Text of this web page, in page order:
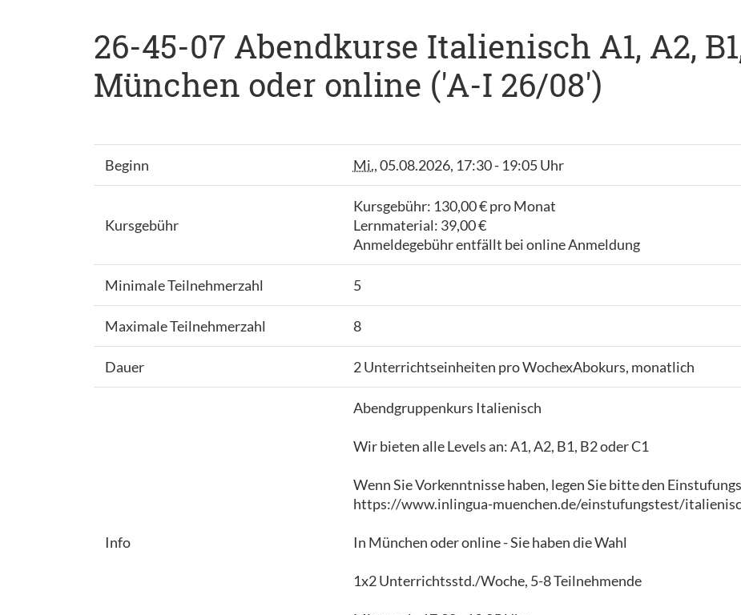
26-45-07 Abendkurse Italienisch A1, A2,
München oder online ('A-I 26/08')
Beginn Mi., 05.08.2026, 17:30 - 19:05 Uhr
Kursgebühr
Kursgebühr: 130,00 € pro Monat
Lernmaterial: 39,00 €
Anmeldegebühr entfällt bei online Anmeldung
Minimale Teilnehmerzahl 5
Maximale Teilnehmerzahl 8
Dauer 2 Unterrichtseinheiten pro WochexAbokurs, monatlich
Info
Abendgruppenkurs Italienisch
Wir bieten alle Levels an: A1, A2, B1, B2 oder C1
Wenn Sie Vorkenntnisse haben, legen Sie bitte den
https://www.inlingua-muenchen.de/einstufungstest/
In München oder online - Sie haben die Wahl
1x2 Unterrichtsstd./Woche, 5-8 Teilnehmende